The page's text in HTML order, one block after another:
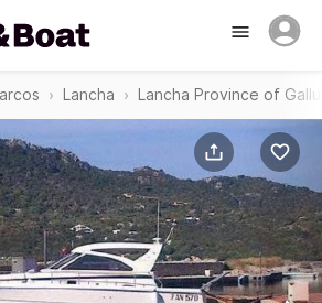
Lancha Lancha Province of